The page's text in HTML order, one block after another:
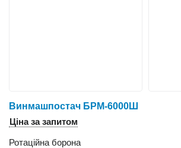
Винмашпостач БРМ-6000Ш
Ціна за запитом
Ротаційна борона